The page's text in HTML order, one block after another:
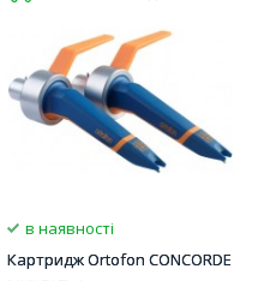
в наявності
Картридж Ortofon CONCORDE